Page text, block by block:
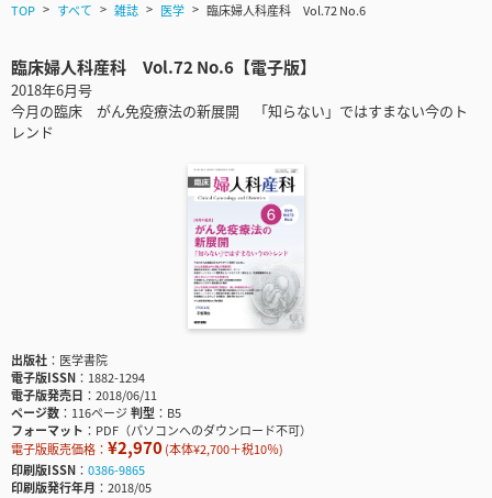
TOP すべて 雑誌 医学 臨床婦人科産科 Vol.72 No.6
臨床婦人科産科 Vol.72 No.6【電子版】
2018年6月号
今月の臨床 がん免疫療法の新展開 「知らない」ではすまない今のト
レンド
出版社
医学書院
電子版ISSN
1882-1294
電子版発売日
2018/06/11
ページ数
116ページ判型
B5
フォーマット
PDF（パソコンへのダウンロード不可）
電子版販売価格： ¥2,970(本体¥2,700＋税10％)
印刷版ISSN
0386-9865
印刷版発行年月
2018/05